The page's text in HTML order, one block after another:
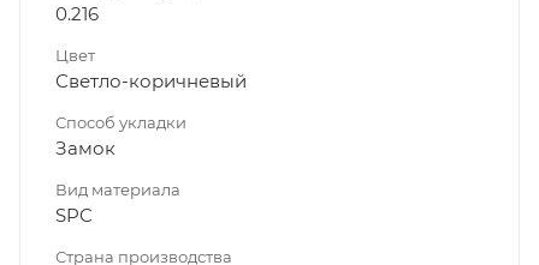
0.216
Цвет
Светло-коричневый
Способ укладки
Замок
Вид материала
SPC
Страна производства